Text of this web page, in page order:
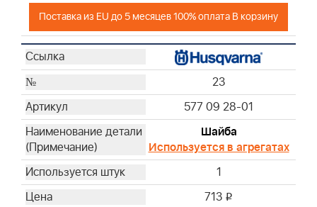
Поставка из EU до 5 месяцев 100% оплата В корзину
23
577 09 28-01
Шайба
Используется в агрегатах
1
713 i